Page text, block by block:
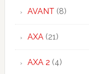
AVANT (8)
AXA(21)
AXA 2 (4)